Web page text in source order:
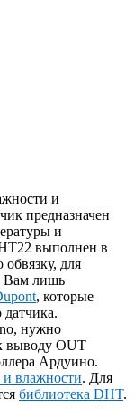
и
предназначен
и
выполнен в
для
Вам лишь
, которые
датчика.
нужно
выводу OUT
Ардуино.
влажности. Для
библиотека DHT.